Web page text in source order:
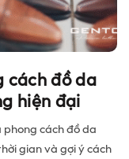
cách đồ da
hiện đại
cách đồ da
gian và gợi ý cách